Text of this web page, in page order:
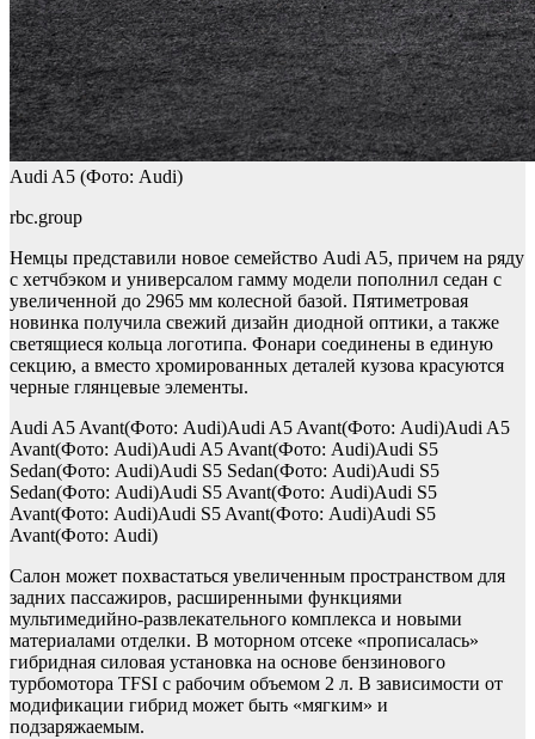
Audi A5 (Фото: Audi)
rbc.group
Немцы представили новое семейство Audi A5, причем на ряду
с хетчбэком и универсалом гамму модели пополнил седан с
увеличенной до 2965 мм колесной базой. Пятиметровая
новинка получила свежий дизайн диодной оптики, а также
светящиеся кольца логотипа. Фонари соединены в единую
секцию, а вместо хромированных деталей кузова красуются
черные глянцевые элементы.
Audi A5 Avant(Фото: Audi)Audi A5 Avant(Фото: Audi)Audi A5
Avant(Фото: Audi)Audi A5 Avant(Фото: Audi)Audi S5
Sedan(Фото: Audi)Audi S5 Sedan(Фото: Audi)Audi S5
Sedan(Фото: Audi)Audi S5 Avant(Фото: Audi)Audi S5
Avant(Фото: Audi)Audi S5 Avant(Фото: Audi)Audi S5
Avant(Фото: Audi)
Салон может похвастаться увеличенным пространством для
задних пассажиров, расширенными функциями
мультимедийно-развлекательного комплекса и новыми
материалами отделки. В моторном отсеке «прописалась»
гибридная силовая установка на основе бензинового
турбомотора TFSI с рабочим объемом 2 л. В зависимости от
модификации гибрид может быть «мягким» и
подзаряжаемым.